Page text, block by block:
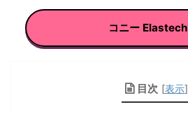
コニー Elastech
目次 [表示]